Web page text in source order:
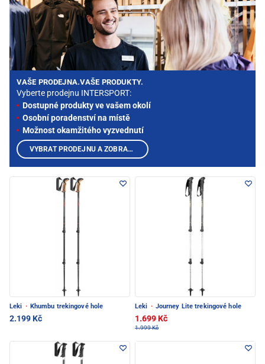
Leki · Khumbu trekingové hole
2.199 Kč
Leki · Journey Lite trekingové hole
1.699 Kč
1.999 Kč
VAŠE PRODEJNA.VAŠE PRODUKTY.
Vyberte prodejnu INTERSPORT:
Dostupné produkty ve vašem okolí
Osobní poradenství na místě
Možnost okamžitého vyzvednutí
VYBRAT PRODEJNU A ZOBRAZIT PRODUKTY